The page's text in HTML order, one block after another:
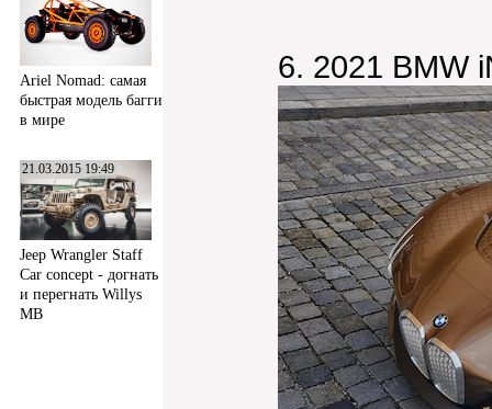
Ariel Nomad: самая
быстрая модель багги
в мире
21.03.2015 19:49
Jeep Wrangler Staff
Car concept - догнать
и перегнать Willys
MB
6. 2021 BMW